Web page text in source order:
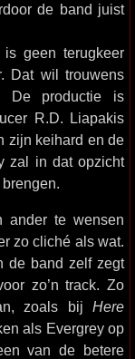
de band juist
geen terugkeer
Dat wil trouwens
De productie is
R.D. Liapakis
zijn keihard en de
zal in dat opzicht
te wensen
zo cliché als wat.
de band zelf zegt
zo’n track. Zo
zoals bij Here
als Evergrey op
van de betere